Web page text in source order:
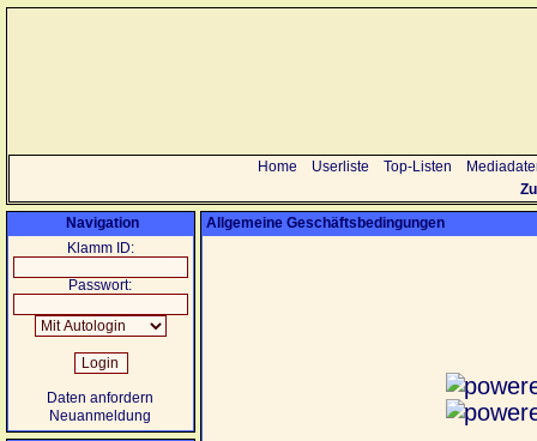
Home Userliste Top-Listen
Navigation
Klamm ID:
Passwort:
Daten anfordern
Neuanmeldung
Allgemeine Geschäftsbedingungen